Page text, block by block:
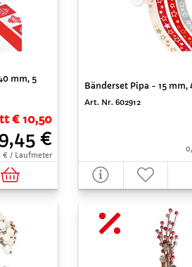
mm, 5
€ 10,50
€
€ / Laufmeter
Bänderset Pipa - 15 mm,
Art. Nr. 602912